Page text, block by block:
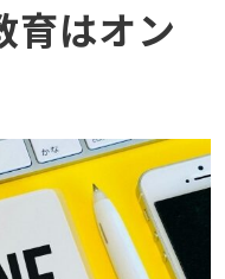
育はオン